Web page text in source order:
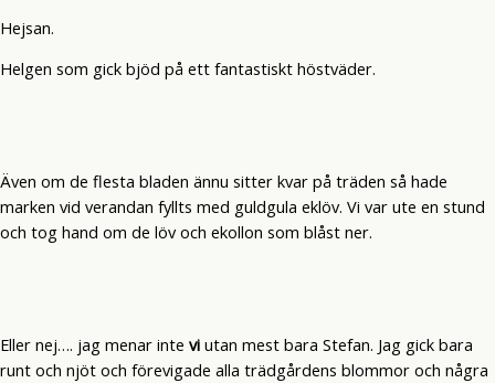
Hejsan.
Helgen som gick bjöd på ett fantastiskt höstväder.
Även om de flesta bladen ännu sitter kvar på träden så hade
marken vid verandan fyllts med guldgula eklöv. Vi var ute en stund
och tog hand om de löv och ekollon som blåst ner.
Eller nej…. jag menar inte vi utan mest bara Stefan. Jag gick bara
runt och njöt och förevigade alla trädgårdens blommor och några